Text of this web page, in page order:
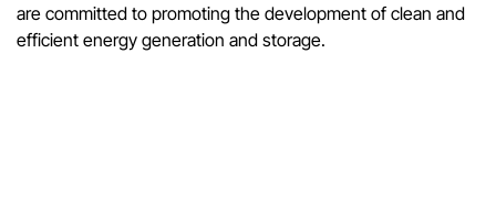
are committed to promoting the development of clean and
efficient energy generation and storage.